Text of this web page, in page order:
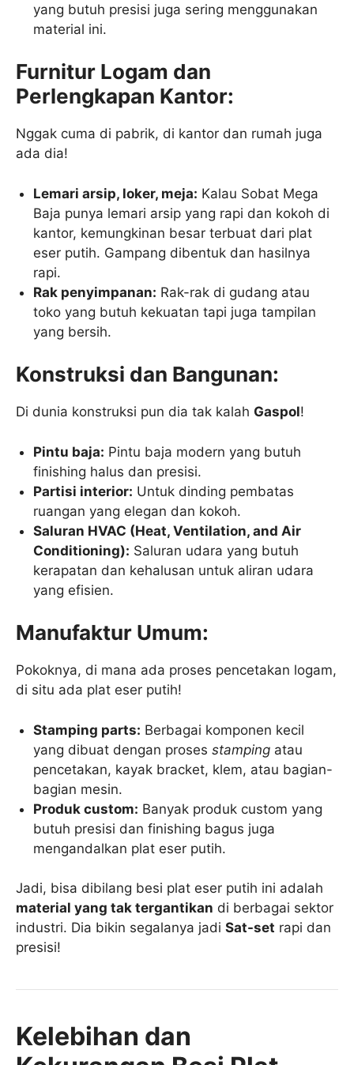
yang butuh presisi juga sering menggunakan
material ini.
Furnitur Logam dan
Perlengkapan Kantor:
Nggak cuma di pabrik, di kantor dan rumah juga
ada dia!
Lemari arsip, loker, meja: Kalau Sobat Mega
Baja punya lemari arsip yang rapi dan kokoh di
kantor, kemungkinan besar terbuat dari plat
eser putih. Gampang dibentuk dan hasilnya
rapi.
Rak penyimpanan: Rak-rak di gudang atau
toko yang butuh kekuatan tapi juga tampilan
yang bersih.
Konstruksi dan Bangunan:
Di dunia konstruksi pun dia tak kalah Gaspol!
Pintu baja: Pintu baja modern yang butuh
finishing halus dan presisi.
Partisi interior: Untuk dinding pembatas
ruangan yang elegan dan kokoh.
Saluran HVAC (Heat, Ventilation, and Air
Conditioning): Saluran udara yang butuh
kerapatan dan kehalusan untuk aliran udara
yang efisien.
Manufaktur Umum:
Pokoknya, di mana ada proses pencetakan logam,
di situ ada plat eser putih!
Stamping parts: Berbagai komponen kecil
yang dibuat dengan prosesstamping atau
pencetakan, kayak bracket, klem, atau bagian-
bagian mesin.
Produk custom: Banyak produk custom yang
butuh presisi dan finishing bagus juga
mengandalkan plat eser putih.
Jadi, bisa dibilang besi plat eser putih ini adalah
material yang tak tergantikan di berbagai sektor
industri. Dia bikin segalanya jadi Sat-set rapi dan
presisi!
Kelebihan dan